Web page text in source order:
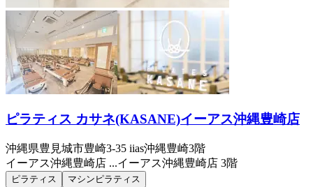
ピラティス カサネ(KASANE)イーアス沖縄豊崎店
沖縄県豊見城市豊崎3-35 iias沖縄豊崎3階
イーアス沖縄豊崎店 ...イーアス沖縄豊崎店 3階
ピラティス マシンピラティス